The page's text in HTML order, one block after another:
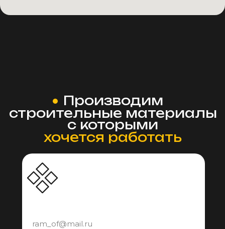
Производим
строительные материалы
с которыми
хочется работать
ram_of@mail.ru